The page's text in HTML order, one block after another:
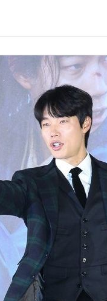
양자컴퓨팅 비즈니스·기술 입문 1-Day 워크샵 - 큐비트·양자 알고리듬·Qiskit 실습으로 이해하는 차세대